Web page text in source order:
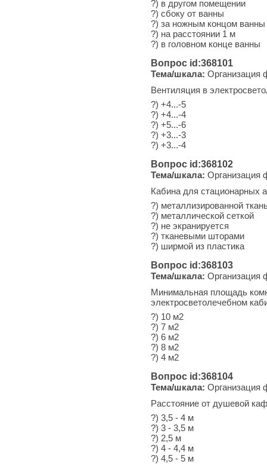
?) в другом помещении
?) сбоку от ванны
?) за ножным концом ванны
?) на расстоянии 1 м
?) в головном конце ванны
Вопрос id:368101
Тема/шкала: Организация
Вентиляция в
?) +4...-5
?) +4...-4
?) +5...-6
?) +3...-3
?) +3...-4
Вопрос id:368102
Тема/шкала: Организация
Кабина для стационарных
?) металлизированной
?) металлической сеткой
?) не экранируется
?) тканевыми шторами
?) ширмой из пластика
Вопрос id:368103
Тема/шкала: Организация
Минимальная площадь
электросветолечебном
?) 10 м2
?) 7 м2
?) 6 м2
?) 8 м2
?) 4 м2
Вопрос id:368104
Тема/шкала: Организация
Расстояние от душевой
?) 3,5 - 4 м
?) 3 - 3,5 м
?) 2,5 м
?) 4 - 4,4 м
?) 4,5 - 5 м